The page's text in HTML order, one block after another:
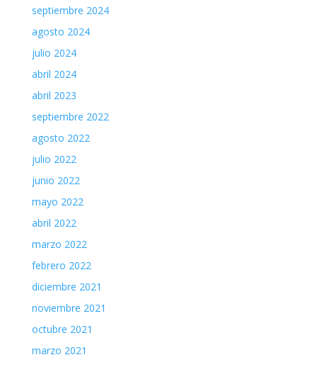
septiembre 2024
agosto 2024
julio 2024
abril 2024
abril 2023
septiembre 2022
agosto 2022
julio 2022
junio 2022
mayo 2022
abril 2022
marzo 2022
febrero 2022
diciembre 2021
noviembre 2021
octubre 2021
marzo 2021